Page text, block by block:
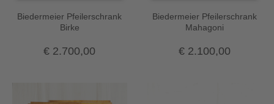
Biedermeier Pfeilerschrank
Birke
€ 2.700,00
Biedermeier Pfeilerschrank
Mahagoni
€2.100,00